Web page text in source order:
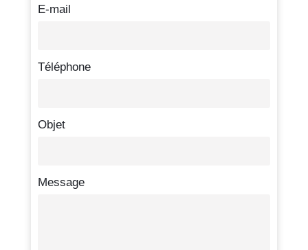
E-mail
Téléphone
Objet
Message